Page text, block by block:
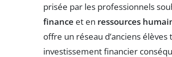
prisée par les professionnels
finance et en ressources
offre un réseau d’anciens
investissement financier